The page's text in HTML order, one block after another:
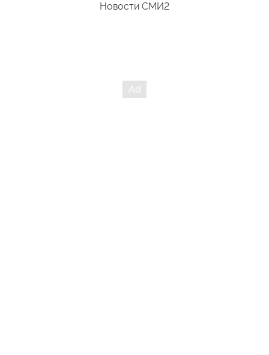
Новости СМИ2